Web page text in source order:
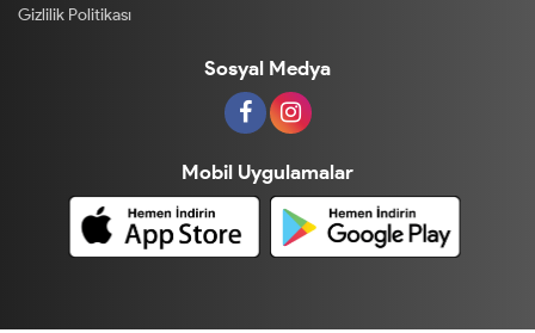
Gizlilik Politikası
Sosyal Medya
Mobil Uygulamalar